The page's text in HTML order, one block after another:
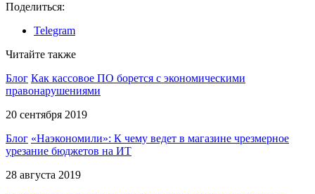
Поделиться:
Telegram
Читайте также
Блог Как кассовое ПО борется с экономическими
правонарушениями
20 сентября 2019
Блог «Наэкономили»: К чему ведет в магазине чрезмерное
урезание бюджетов на ИТ
28 августа 2019